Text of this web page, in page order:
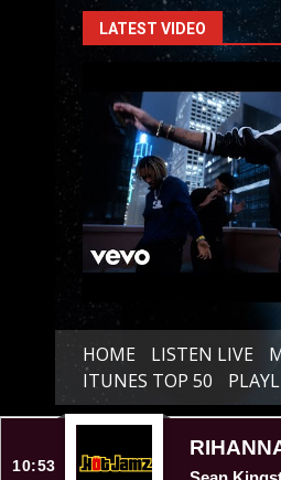
LATEST VIDEO
HOME LISTEN LIVE
ITUNES TOP 50
10:53